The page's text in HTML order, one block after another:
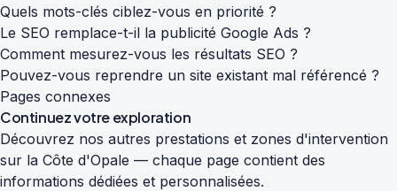
Quels mots-clés ciblez-vous en priorité ?
Le SEO remplace-t-il la publicité Google Ads ?
Comment mesurez-vous les résultats SEO ?
Pouvez-vous reprendre un site existant mal référencé ?
Pages connexes
Continuez votre exploration
Découvrez nos autres prestations et zones d'intervention
sur la Côte d'Opale — chaque page contient des
informations dédiées et personnalisées.